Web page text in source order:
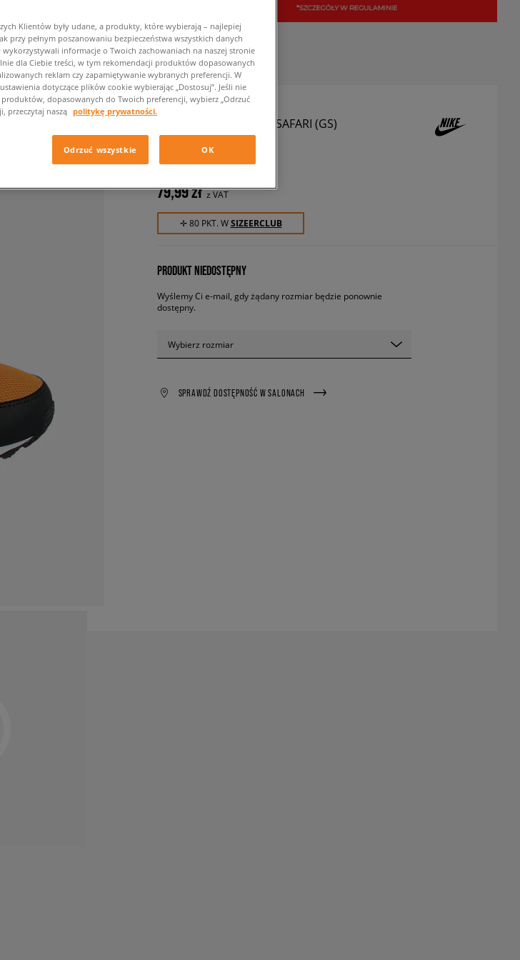
NIKE HUARACHE RUN SAFARI (GS)
dziecięce, sneakersy
79,99 zł z VAT
✛ 80 PKT. WSIZEERCLUB
PRODUKT NIEDOSTĘPNY
Wyślemy Ci e-mail, gdy żądany rozmiar będzie ponownie
dostępny.
Wybierz rozmiar
SPRAWDŹ DOSTĘPNOŚĆ W SALONACH
Klientów były udane, a produkty, które wybierają – najlepiej
przy pełnym poszanowaniu bezpieczeństwa wszystkich danych
wykorzystywali informacje o Twoich zachowaniach na naszej stronie
dla Ciebie treści, w tym rekomendacji produktów dopasowanych
reklam czy zapamiętywanie wybranych preferencji. W
dotyczące plików cookie wybierając „Dostosuj”. Jeśli nie
dopasowanych do Twoich preferencji, wybierz „Odrzuć
przeczytaj naszą politykę prywatności.
Odrzuć wszystkie OK